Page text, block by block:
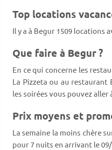
Top locations
Il y a à Begur 1509 locations
Que faire à Begur ?
En ce qui concerne les
La Pizzeta ou au restaurant
les soirées vous pouvez aller
Prix moyens et
La semaine la moins chère
pour 7 nuits en arrivant le